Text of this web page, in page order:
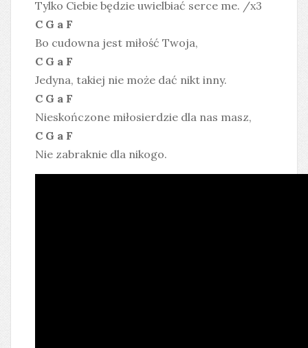
Tylko Ciebie będzie uwielbiać serce me. /x3
C G a F
Bo cudowna jest miłość Twoja,
C G a F
Jedyna, takiej nie może dać nikt inny.
C G a F
Nieskończone miłosierdzie dla nas masz,
C G a F
Nie zabraknie dla nikogo.